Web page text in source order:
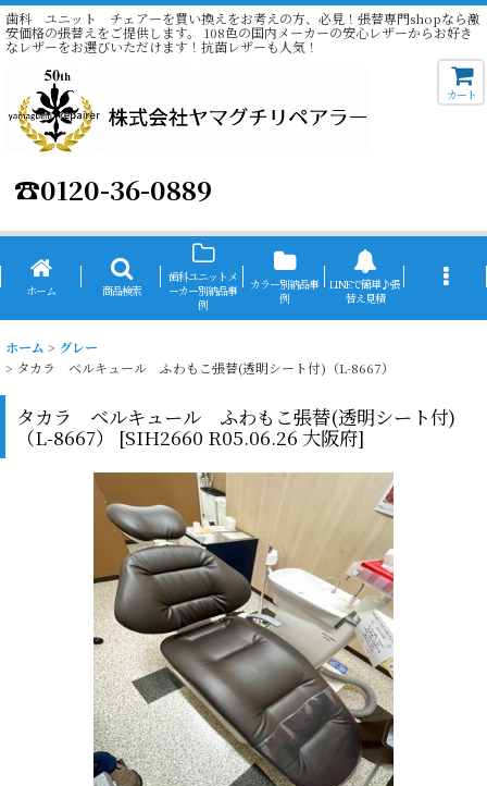
歯科 ユニット チェアーを買い換えをお考えの方、必見！張替専門shopなら激
安価格の張替えをご提供します。 108色の国内メーカーの安心レザーからお好き
なレザーをお選びいただけます！抗菌レザーも人気！
☎0120-36-0889
カート
ホーム 商品検索
歯科ユニットメ
ーカー別納品事
例
カラー別納品事
例
LINEで簡単♪張
替え見積
ホーム > グレー
> タカラ ベルキュール ふわもこ張替(透明シート付)（L-8667）
タカラ ベルキュール ふわもこ張替(透明シート付)
（L-8667） [SIH2660 R05.06.26 大阪府]